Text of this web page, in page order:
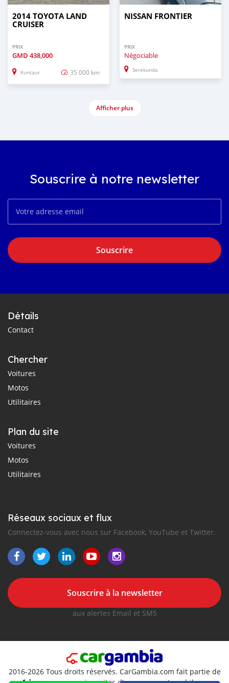
2014 TOYOTA LAND
CRUISER
PRIX
GMD 438,000
Kuntaur 35 000 km
NISSAN FRONTIER
PRIX
Négociable
Serekunda
Afficher plus
Souscrire à notre newsletter
Souscrire
Détails
Contact
Chercher
Voitures
Motos
Utilitaires
Plan du site
Voitures
Motos
Utilitaires
Réseaux sociaux et flux
Connectez-vous avec nous sur Facebook, YouTube et Twitter.
Souscrire à la newsletter
aux alertes Email et SMS
2016-2026 Tous droits réservés. CarGambia.com fait partie de